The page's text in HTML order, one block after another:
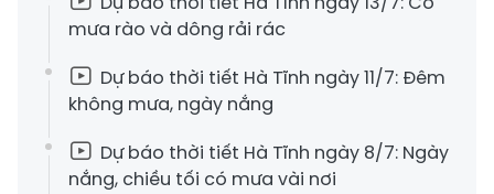
mưa rào và dông rải rác
Dự báo thời tiết Hà Tĩnh ngày 11/7: Đêm
không mưa, ngày nắng
Dự báo thời tiết Hà Tĩnh ngày 8/7: Ngày
nắng, chiều tối có mưa vài nơi